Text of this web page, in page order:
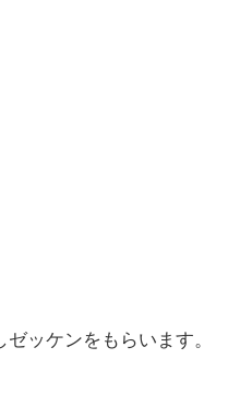
ッケンをもらいます。